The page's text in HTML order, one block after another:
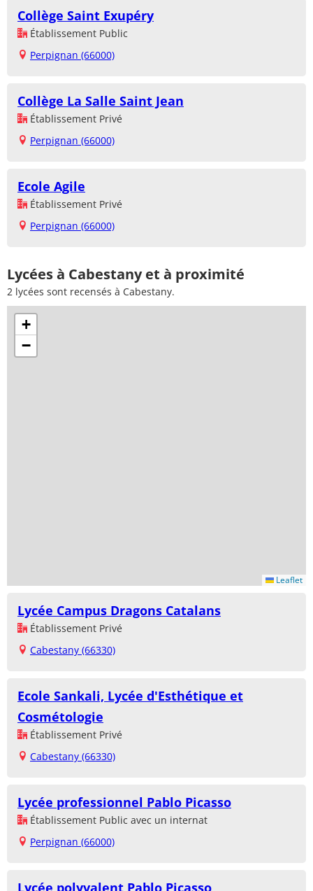
Collège Saint Exupéry
Établissement Public
Perpignan (66000)
Collège La Salle Saint Jean
Établissement Privé
Perpignan (66000)
Ecole Agile
Établissement Privé
Perpignan (66000)
Lycées à Cabestany et à proximité
2 lycées sont recensés à Cabestany.
+
−
Leaflet
Lycée Campus Dragons Catalans
Établissement Privé
Cabestany (66330)
Ecole Sankali, Lycée d'Esthétique et
Cosmétologie
Établissement Privé
Cabestany (66330)
Lycée professionnel Pablo Picasso
Établissement Public avec un internat
Perpignan (66000)
Lycée polyvalent Pablo Picasso